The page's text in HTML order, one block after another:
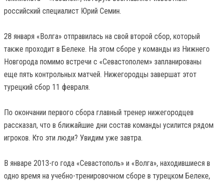
российский специалист Юрий Семин.
28 января «Волга» отправилась на свой второй сбор, который
также проходит в Белеке. На этом сборе у команды из Нижнего
Новгорода помимо встречи с «Севастополем» запланированы
еще пять контрольных матчей. Нижегородцы завершат этот
турецкий сбор 11 февраля.
По окончании первого сбора главный тренер нижегородцев
рассказал, что в ближайшие дни состав команды усилится рядом
игроков. Кто эти люди? Увидим уже завтра.
В январе 2013-го года «Севастополь» и «Волга», находившиеся в
одно время на учебно-тренировочном сборе в турецком Белеке,